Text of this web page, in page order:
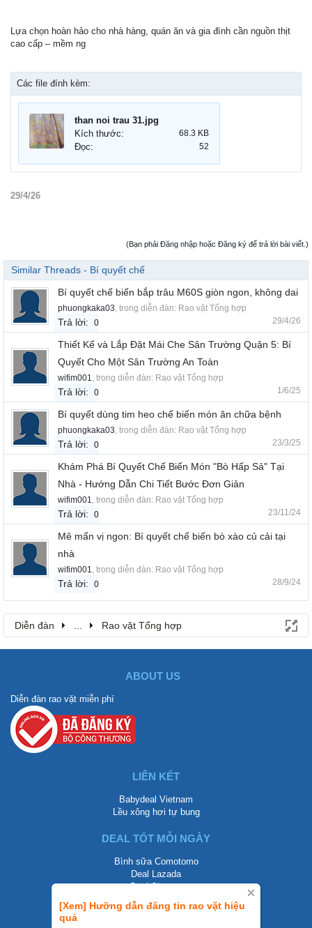
[Xem] Hưỡng dẫn đăng tin rao vặt hiệu
quả
Lựa chọn hoàn hảo cho nhà hàng, quán ăn và gia đình cần nguồn thịt
cao cấp – mềm ng
Các file đính kèm:
than noi trau 31.jpg
Kích thước:
68.3 KB
Đọc: 52
29/4/26
(Bạn phải Đăng nhập hoặc Đăng ký để trả lời bài viết.)
Similar Threads - Bí quyết chế
Bí quyết chế biến bắp trâu M60S giòn ngon, không dai
phuongkaka03, trong diễn đàn: Rao vặt Tổng hợp
Trả lời: 0 29/4/26
Thiết Kế và Lắp Đặt Mái Che Sân Trường Quận 5: Bí
Quyết Cho Một Sân Trường An Toàn
wifim001, trong diễn đàn: Rao vặt Tổng hợp
Trả lời: 0 1/6/25
Bí quyết dùng tim heo chế biến món ăn chữa bệnh
phuongkaka03, trong diễn đàn: Rao vặt Tổng hợp
Trả lời: 0 23/3/25
Khám Phá Bí Quyết Chế Biến Món "Bò Hấp Sả" Tại
Nhà - Hướng Dẫn Chi Tiết Bước Đơn Giản
wifim001, trong diễn đàn: Rao vặt Tổng hợp
Trả lời: 0 23/11/24
Mê mẩn vị ngon: Bí quyết chế biến bò xào củ cải tại
nhà
wifim001, trong diễn đàn: Rao vặt Tổng hợp
Trả lời: 0 28/9/24
Diễn đàn ... Rao vặt Tổng hợp
ABOUT US
Diễn đàn rao vặt miễn phí
LIÊN KẾT
Babydeal Vietnam
Lều xông hơi tự bung
DEAL TỐT MỖI NGÀY
Bình sữa Comotomo
Deal Lazada
Deal Shopee
LIÊN HỆ